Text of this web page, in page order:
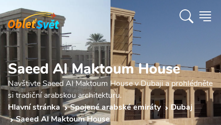
Saeed Al Maktoum House
Navštivte Saeed Al Maktoum House v Dubaji a prohlédněte
si tradiční arabskou architekturu.
Hlavní stránka
Spojené arabské emiráty
Dubaj
Saeed Al Maktoum House